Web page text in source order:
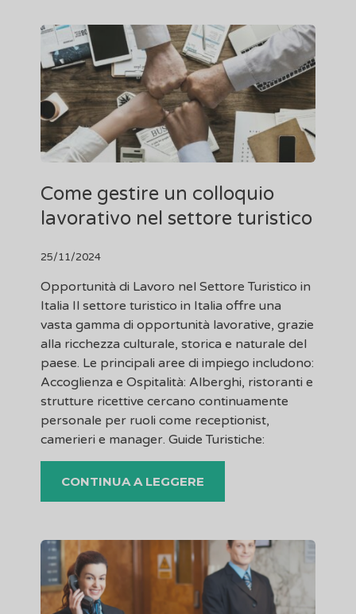
Come gestire un colloquio
lavorativo nel settore turistico
25/11/2024
Opportunità di Lavoro nel Settore Turistico in
Italia Il settore turistico in Italia offre una
vasta gamma di opportunità lavorative, grazie
alla ricchezza culturale, storica e naturale del
paese. Le principali aree di impiego includono:
Accoglienza e Ospitalità: Alberghi, ristoranti e
strutture ricettive cercano continuamente
personale per ruoli come receptionist,
camerieri e manager. Guide Turistiche:
CONTINUA A LEGGERE